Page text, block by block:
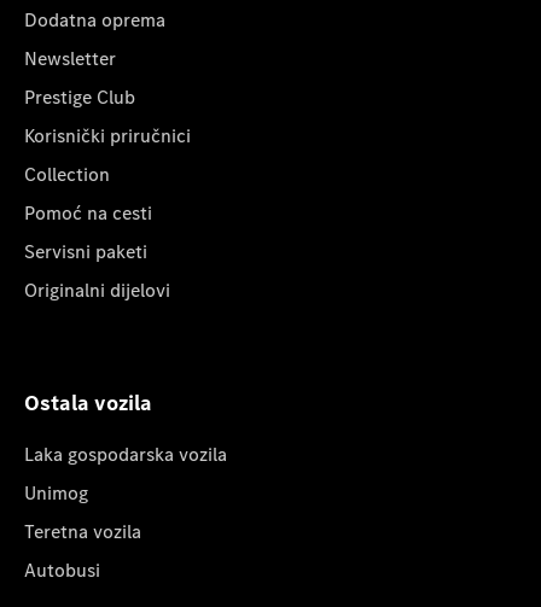
Dodatna oprema
Newsletter
Prestige Club
Korisnički priručnici
Collection
Pomoć na cesti
Servisni paketi
Originalni dijelovi
Ostala vozila
Laka gospodarska vozila
Unimog
Teretna vozila
Autobusi